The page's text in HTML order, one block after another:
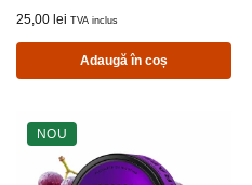
25,00 lei TVA inclus
Adaugă în coș
NOU